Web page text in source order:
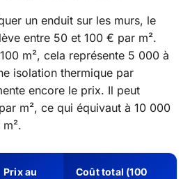
un enduit sur les murs, le
entre 50 et 100 € par m².
m², cela représente 5 000 à
isolation thermique par
encore le prix. Il peut
m², ce qui équivaut à 10 000
Prix au
Coût total (100